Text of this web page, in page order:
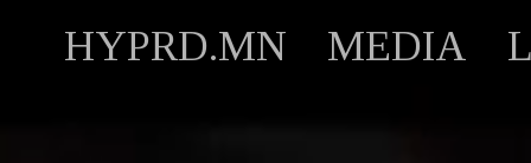
HYPRD.MN MEDIA